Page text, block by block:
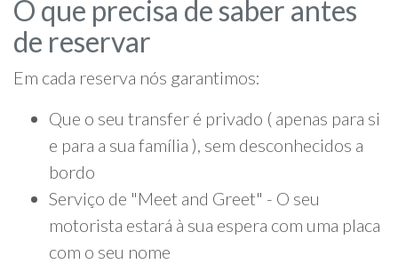
O que precisa de saber antes
de reservar
Em cada reserva nós garantimos:
Que o seu transfer é privado ( apenas para si
e para a sua família ), sem desconhecidos a
bordo
Serviço de "Meet and Greet" - O seu
motorista estará à sua espera com uma placa
com o seu nome